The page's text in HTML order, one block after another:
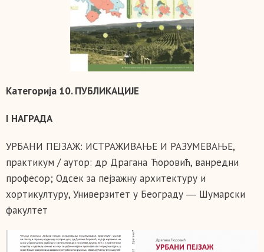
Категорија 10. ПУБЛИКАЦИЈЕ
I НАГРАДА
УРБАНИ ПЕЈЗАЖ: ИСТРАЖИВАЊЕ И РАЗУМЕВАЊЕ,
практикум / аутор: др Драгана Ћоровић, ванредни
професор; Одсек за пејзажну архитектуру и
хортикултуру, Универзитет у Београду ― Шумарски
факултет